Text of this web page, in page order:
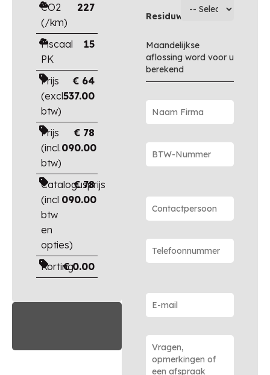
CO2
(/km)
227
Fiscaal
PK
15
Prijs
(excl.
btw)
€ 64
537.00
Prijs
(incl.
btw)
€ 78
090.00
Catalogusprijs
(incl
btw
en
opties)
€78
090.00
Korting
€0.00
Residuwaarde
Maandelijkse
aflossing word voor u
berekend